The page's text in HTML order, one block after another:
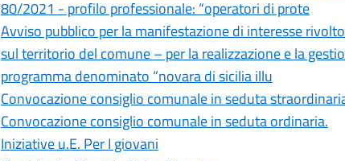
80/2021 - profilo professionale: “operatori di prote
Avviso pubblico per la manifestazione di interesse
sul territorio del comune – per la realizzazione e la
programma denominato “novara di sicilia illu
Convocazione consiglio comunale in seduta
Convocazione consiglio comunale in seduta ordinaria.
Iniziative u.E. Per I giovani